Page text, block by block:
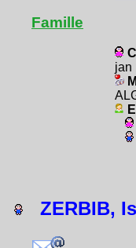
Famille
jan
ZERBIB,